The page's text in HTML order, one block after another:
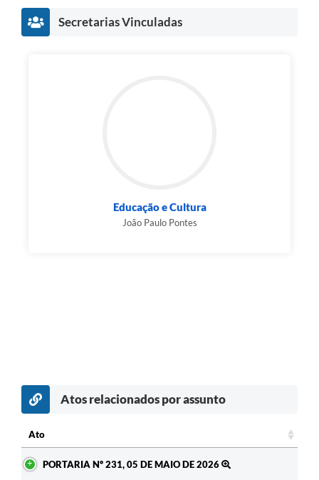
Secretarias Vinculadas
Educação e Cultura
João Paulo Pontes
Atos relacionados por assunto
Ato
PORTARIA Nº 231, 05 DE MAIO DE 2026